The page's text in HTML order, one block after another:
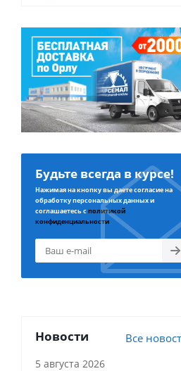
Будьте всегда в курсе!
Нажимая на кнопку вы даете согласие на
обработку персональных данных и
соглашаетесь сполитикой
конфиденциальности
Новости Все
5 августа 2026